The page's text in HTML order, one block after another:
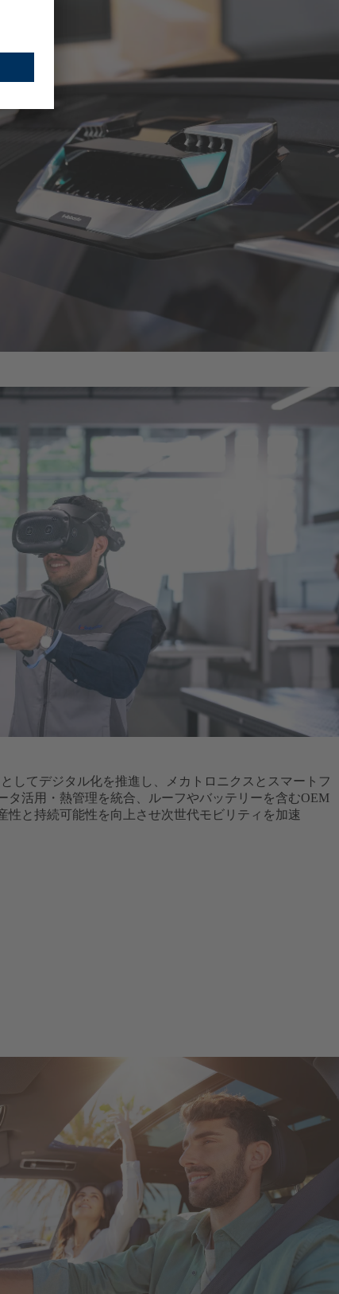
してデジタル化を推進し、メカトロニクスとスマートフ
タ活用・熱管理を統合、ルーフやバッテリーを含むOEM
性と持続可能性を向上させ次世代モビリティを加速